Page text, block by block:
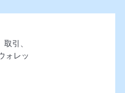
引、
ォレッ